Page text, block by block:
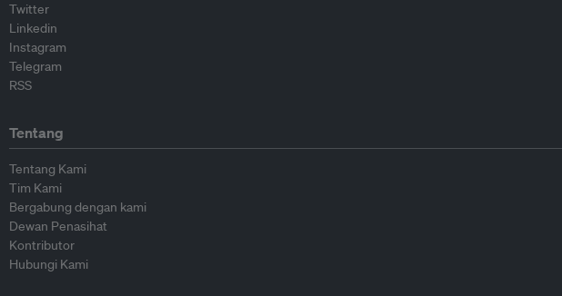
Twitter
Linkedin
Instagram
Telegram
RSS
Tentang
Tentang Kami
Tim Kami
Bergabung dengan kami
Dewan Penasihat
Kontributor
Hubungi Kami